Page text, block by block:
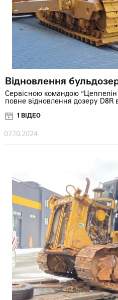
Відновлення
Сервісною командою “Цеппелін
повне відновлення дозеру D8R
1 ВІДЕО
07.10.2024